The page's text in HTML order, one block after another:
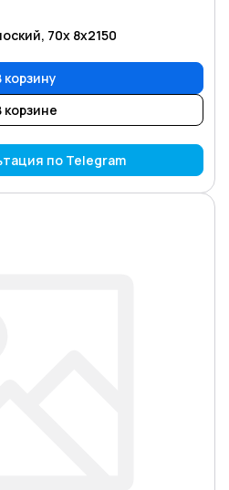
70х 8х2150
корзину
корзине
по Telegram